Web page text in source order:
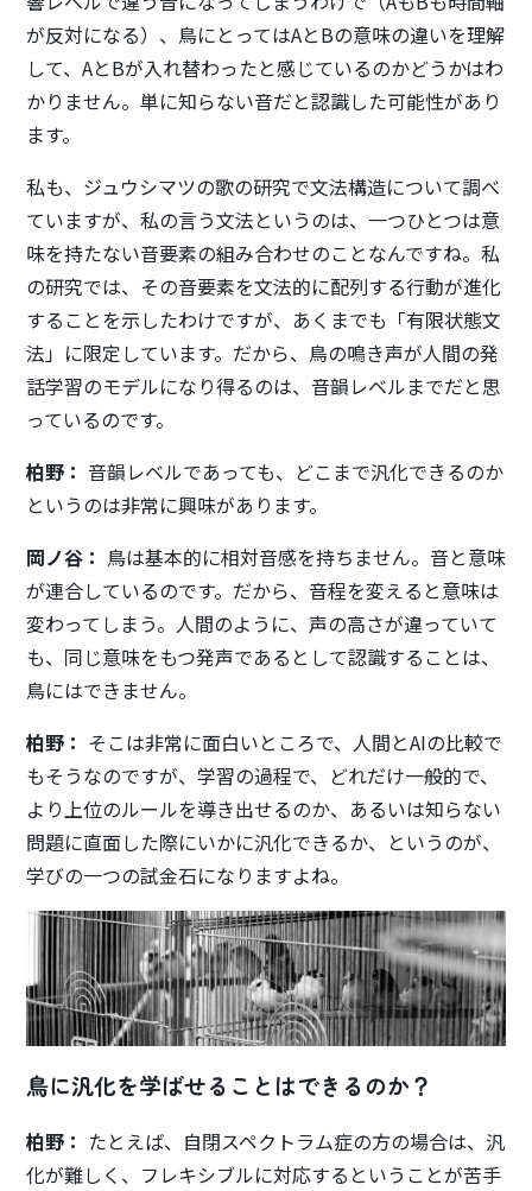
が反対になる）、鳥にとってはAとBの意味の違いを理解
して、AとBが入れ替わったと感じているのかどうかはわ
かりません。単に知らない音だと認識した可能性があり
ます。
私も、ジュウシマツの歌の研究で文法構造について調べ
ていますが、私の言う文法というのは、一つひとつは意
味を持たない音要素の組み合わせのことなんですね。私
の研究では、その音要素を文法的に配列する行動が進化
することを示したわけですが、あくまでも「有限状態文
法」に限定しています。だから、鳥の鳴き声が人間の発
話学習のモデルになり得るのは、音韻レベルまでだと思
っているのです。
柏野： 音韻レベルであっても、どこまで汎化できるのか
というのは非常に興味があります。
岡ノ谷： 鳥は基本的に相対音感を持ちません。音と意味
が連合しているのです。だから、音程を変えると意味は
変わってしまう。人間のように、声の高さが違っていて
も、同じ意味をもつ発声であるとして認識することは、
鳥にはできません。
柏野： そこは非常に面白いところで、人間とAIの比較で
もそうなのですが、学習の過程で、どれだけ一般的で、
より上位のルールを導き出せるのか、あるいは知らない
問題に直面した際にいかに汎化できるか、というのが、
学びの一つの試金石になりますよね。
鳥に汎化を学ばせることはできるのか？
柏野： たとえば、自閉スペクトラム症の方の場合は、汎
化が難しく、フレキシブルに対応するということが苦手